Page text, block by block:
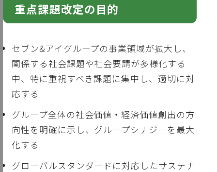
重点課題改定の目的
セブン&アイグループの事業領域が拡大し、
関係する社会課題や社会要請が多様化する
中、特に重視すべき課題に集中し、適切に対
応する
グループ全体の社会価値・経済価値創出の方
向性を明確に示し、グループシナジーを最大
化する
グローバルスタンダードに対応したサステナ